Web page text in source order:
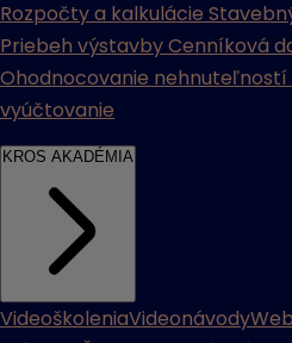
Rozpočty a kalkulácie
Priebeh výstavbyCenníková
Ohodnocovanie nehnuteľností
vyúčtovanie
KROS AKADÉMIA
VideoškoleniaVideonávody